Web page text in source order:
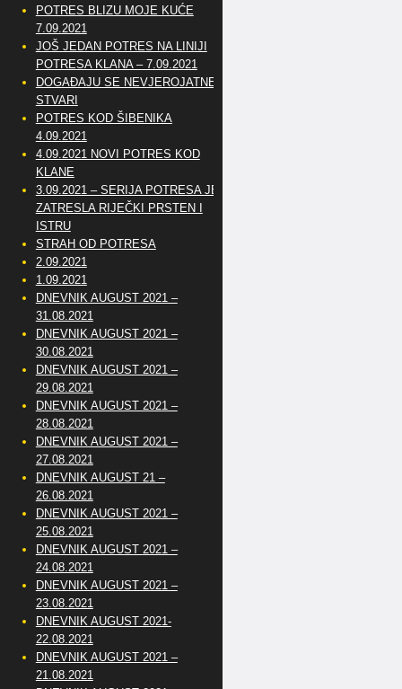
POTRES BLIZU MOJE KUĆE
7.09.2021
JOŠ JEDAN POTRES NA LINIJI
POTRESA KLANA – 7.09.2021
DOGAĐAJU SE NEVJEROJATNE
STVARI
POTRES KOD ŠIBENIKA
4.09.2021
4.09.2021 NOVI POTRES KOD
KLANE
3.09.2021 – SERIJA POTRESA JE
ZATRESLA RIJEČKI PRSTEN I
ISTRU
STRAH OD POTRESA
2.09.2021
1.09.2021
DNEVNIK AUGUST 2021 –
31.08.2021
DNEVNIK AUGUST 2021 –
30.08.2021
DNEVNIK AUGUST 2021 –
29.08.2021
DNEVNIK AUGUST 2021 –
28.08.2021
DNEVNIK AUGUST 2021 –
27.08.2021
DNEVNIK AUGUST 21 –
26.08.2021
DNEVNIK AUGUST 2021 –
25.08.2021
DNEVNIK AUGUST 2021 –
24.08.2021
DNEVNIK AUGUST 2021 –
23.08.2021
DNEVNIK AUGUST 2021-
22.08.2021
DNEVNIK AUGUST 2021 –
21.08.2021